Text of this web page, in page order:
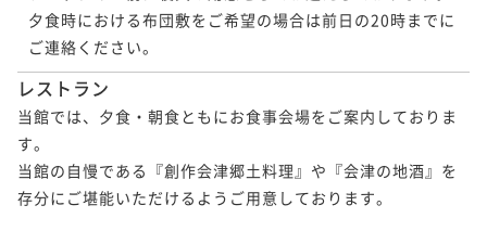
夕食時における布団敷をご希望の場合は前日の20時までに
ご連絡ください。
レストラン
当館では、夕食・朝食ともにお食事会場をご案内しておりま
す。
当館の自慢である『創作会津郷土料理』や『会津の地酒』を
存分にご堪能いただけるようご用意しております。